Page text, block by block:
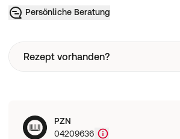
Persönliche Beratung
Rezept vorhanden?
Wie funktioniert eine Rezeptbestellung?
PZN
04209636